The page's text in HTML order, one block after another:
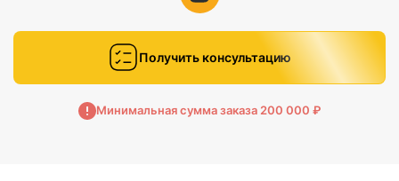
Получить консультацию
Минимальная сумма заказа 200 000 ₽